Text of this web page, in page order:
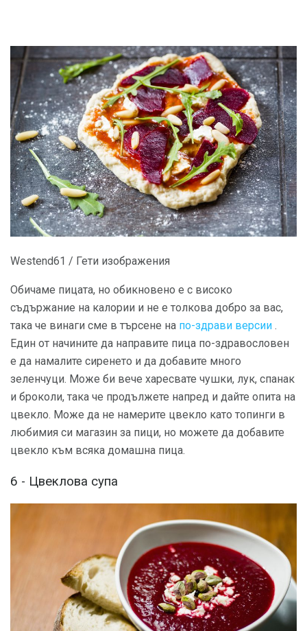
Westend61 / Гети изображения
Обичаме пицата, но обикновено е с високо
съдържание на калории и не е толкова добро за вас,
така че винаги сме в търсене на по-здрави версии .
Един от начините да направите пица по-здравословен
е да намалите сиренето и да добавите много
зеленчуци. Може би вече харесвате чушки, лук, спанак
и броколи, така че продължете напред и дайте опита на
цвекло. Може да не намерите цвекло като топинги в
любимия си магазин за пици, но можете да добавите
цвекло към всяка домашна пица.
6 - Цвеклова супа